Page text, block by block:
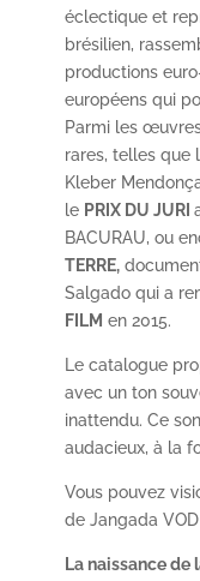
éclectique et
brésilien,
productions
européens qui
Parmi les
rares, telles que
Kleber
le PRIX DU JURI
BACURAU, ou
TERRE,
Salgado qui a
FILM en 2015.
Le catalogue
avec un ton
inattendu. Ce
audacieux, à la
Vous pouvez
de Jangada VOD
La naissance de